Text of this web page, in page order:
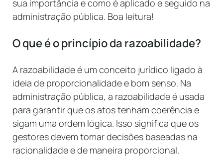
sua importância e como é aplicado e seguido na
administração pública. Boa leitura!
O que é o princípio da razoabilidade?
A razoabilidade é um conceito jurídico ligado à
ideia de proporcionalidade e bom senso. Na
administração pública, a razoabilidade é usada
para garantir que os atos tenham coerência e
sigam uma ordem lógica. Isso significa que os
gestores devem tomar decisões baseadas na
racionalidade e de maneira proporcional.